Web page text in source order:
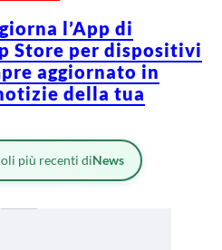
l’App di
Store per dispositivi
aggiornato in
della tua
più recenti diNews